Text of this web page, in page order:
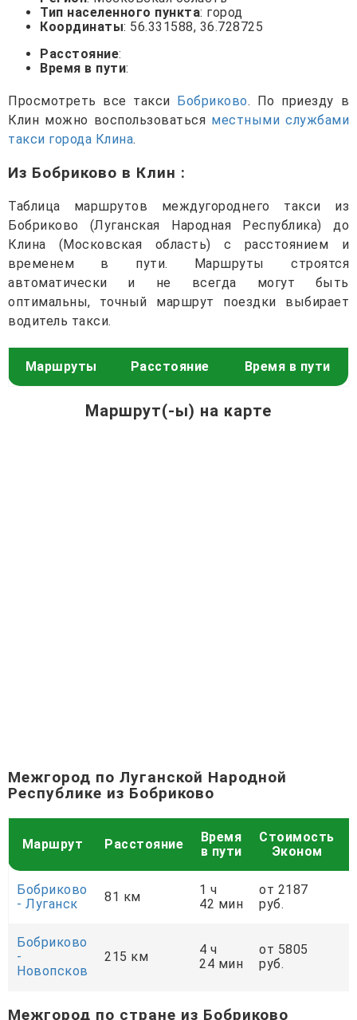
Тип населенного пункта: город
Координаты: 56.331588, 36.728725
Расстояние:
Время в пути:
Просмотреть все такси Бобриково. По приезду в
Клин можно воспользоваться местными службами
такси города Клина.
Из Бобриково в Клин :
Таблица маршрутов междугороднего такси из
Бобриково (Луганская Народная Республика) до
Клина (Московская область) с расстоянием и
временем в пути. Маршруты строятся
автоматически и не всегда могут быть
оптимальны, точный маршрут поездки выбирает
водитель такси.
Маршруты Расстояние Время в пути
Маршрут(-ы) на карте
Межгород по Луганской Народной
Республике из Бобриково
Маршрут Расстояние
Время
в пути
Стоимость
Эконом
Бобриково
- Луганск
81 км
1 ч
42 мин
от 2187
руб.
Бобриково
-
Новопсков
215 км
4 ч
24 мин
от 5805
руб.
Межгород по стране из Бобриково